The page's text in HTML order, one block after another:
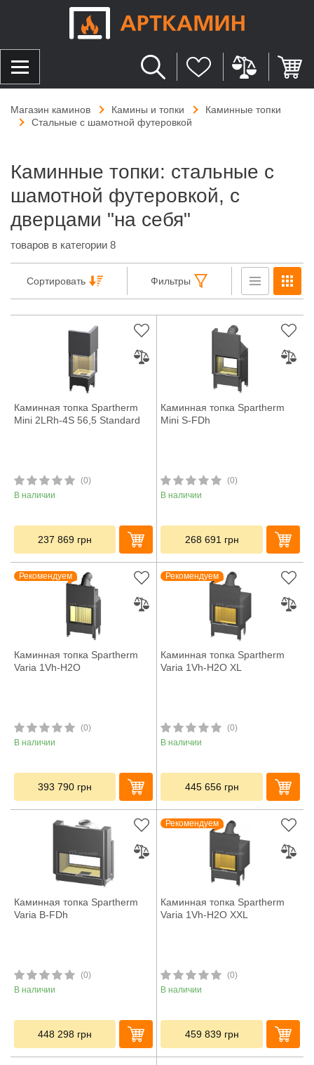
Магазин каминов Камины и топки
Каминные топки
Стальные с шамотной футеровкой
Каминные топки: стальные с
шамотной футеровкой, с
дверцами "на себя"
товаров в категории 8
Сортировать Фильтры
Каминная топка Spartherm
Mini 2LRh-4S 56,5 Standard
(0)
В наличии
237 869 грн
Каминная топка Spartherm
Mini S-FDh
(0)
В наличии
268 691 грн
Рекомендуем
Каминная топка Spartherm
Varia 1Vh-H2O
(0)
В наличии
393 790 грн
Рекомендуем
Каминная топка Spartherm
Varia 1Vh-H2O XL
(0)
В наличии
445 656 грн
Каминная топка Spartherm
Varia B-FDh
(0)
В наличии
448 298 грн
Рекомендуем
Каминная топка Spartherm
Varia 1Vh-H2O XXL
(0)
В наличии
459 839 грн